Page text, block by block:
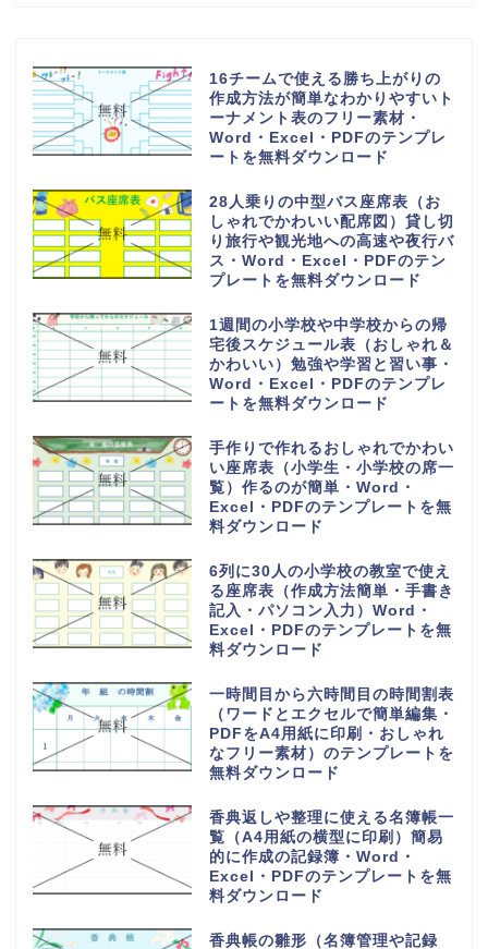
16チームで使える勝ち上がりの
作成方法が簡単なわかりやすいト
ーナメント表のフリー素材・
Word・Excel・PDFのテンプレ
ートを無料ダウンロード
28人乗りの中型バス座席表（お
しゃれでかわいい配席図）貸し切
り旅行や観光地への高速や夜行バ
ス・Word・Excel・PDFのテン
プレートを無料ダウンロード
1週間の小学校や中学校からの帰
宅後スケジュール表（おしゃれ＆
かわいい）勉強や学習と習い事・
Word・Excel・PDFのテンプレ
ートを無料ダウンロード
手作りで作れるおしゃれでかわい
い座席表（小学生・小学校の席一
覧）作るのが簡単・Word・
Excel・PDFのテンプレートを無
料ダウンロード
6列に30人の小学校の教室で使え
る座席表（作成方法簡単・手書き
記入・パソコン入力）Word・
Excel・PDFのテンプレートを無
料ダウンロード
一時間目から六時間目の時間割表
（ワードとエクセルで簡単編集・
PDFをA4用紙に印刷・おしゃれ
なフリー素材）のテンプレートを
無料ダウンロード
香典返しや整理に使える名簿帳一
覧（A4用紙の横型に印刷）簡易
的に作成の記録簿・Word・
Excel・PDFのテンプレートを無
料ダウンロード
香典帳の雛形（名簿管理や記録